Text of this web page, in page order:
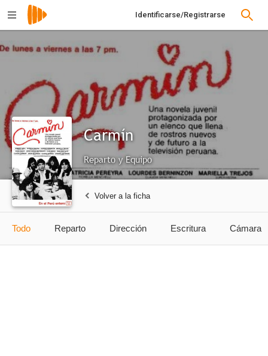
Identificarse/Registrarse
Carmín
Reparto y Equipo
Volver a la ficha
Todo Reparto Dirección Escritura Cámara